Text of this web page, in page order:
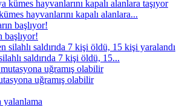
hayvanlarını kapalı alanlara...
başlıyor!
saldırıda 7 kişi öldü, 15...
uğramış olabilir